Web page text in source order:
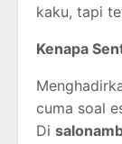
kaku, tapi
Kenapa
cuma soal
Di